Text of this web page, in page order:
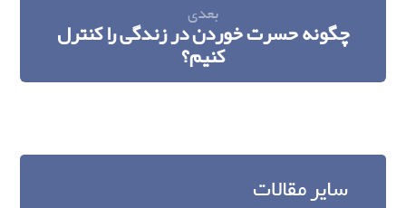
بعدی
چگونه حسرت خوردن در زندگی را کنترل
کنیم؟
سایر مقالات